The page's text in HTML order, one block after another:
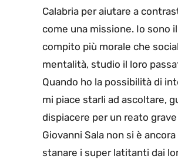
Calabria per aiutare a
come una missione. Io sono
compito più morale che
mentalità, studio il loro
Quando ho la possibilità di
mi piace starli ad ascoltare,
dispiacere per un reato
Giovanni Sala non si è
stanare i super latitanti dai